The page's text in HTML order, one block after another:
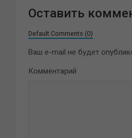
Оставить
Default Comments (0)
Ваш e-mail не будет
Комментарий